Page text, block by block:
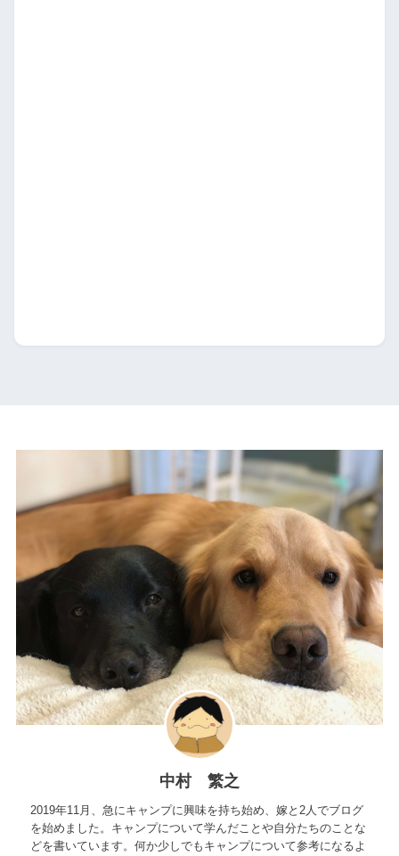
中村 繁之
2019年11月、急にキャンプに興味を持ち始め、嫁と2人でブログ
を始めました。キャンプについて学んだことや自分たちのことな
どを書いています。何か少しでもキャンプについて参考になるよ